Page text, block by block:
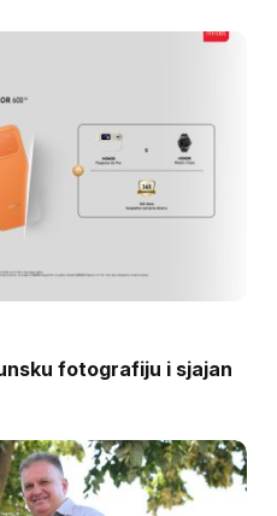
fotografiju i sjajan